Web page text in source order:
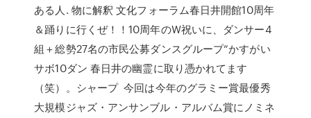
ある人. 物に解釈 文化フォーラム春日井開館10周年
＆踊りに行くぜ！！10周年のW祝いに、ダンサー4
組＋総勢27名の市民公募ダンスグループ“かすがい
サボ10ダン 春日井の幽霊に取り憑かれてます
（笑）。シャープ 今回は今年のグラミー賞最優秀
大規模ジャズ・アンサンブル・アルバム賞にノミネ